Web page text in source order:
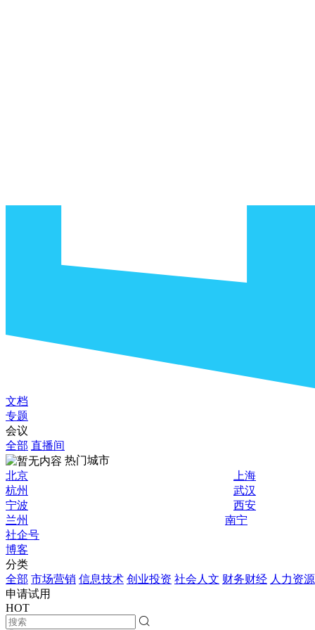
文档
专题
会议
全部 直播间
热门城市
北京
上海
杭州
武汉
宁波
西安
兰州
南宁
社企号
博客
分类
全部 市场营销 信息技术 创业投资 社会人文 财务财经 人力资源
申请试用
HOT